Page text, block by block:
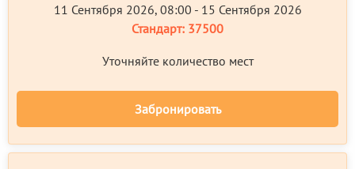
11 Сентября 2026, 08:00 - 15 Сентября 2026
Стандарт: 37500
Уточняйте количество мест
Забронировать